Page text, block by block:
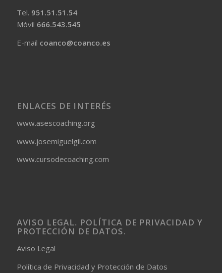
Tel. 951.51.51.54
Móvil 666.543.545
E-mail coanco@coanco.es
ENLACES DE INTERÉS
www.asescoaching.org
www.josemiguelgil.com
www.cursodecoaching.com
AVISO LEGAL. POLÍTICA DE PRIVACIDAD Y
PROTECCIÓN DE DATOS.
Aviso Legal
Política de Privacidad y Protección de Datos